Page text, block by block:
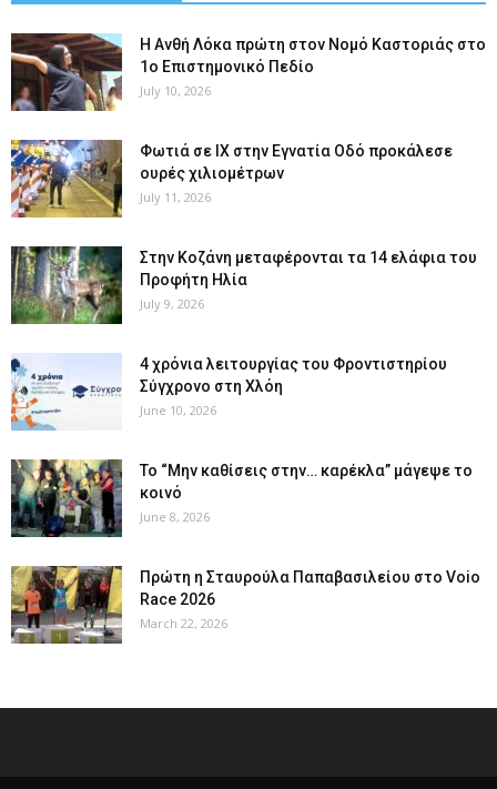
Η Ανθή Λόκα πρώτη στον Νομό Καστοριάς στο
1ο Επιστημονικό Πεδίο
July 10, 2026
Φωτιά σε ΙΧ στην Εγνατία Οδό προκάλεσε
ουρές χιλιομέτρων
July 11, 2026
Στην Κοζάνη μεταφέρονται τα 14 ελάφια του
Προφήτη Ηλία
July 9, 2026
4 χρόνια λειτουργίας του Φροντιστηρίου
Σύγχρονο στη Χλόη
June 10, 2026
Το “Μην καθίσεις στην… καρέκλα” μάγεψε το
κοινό
June 8, 2026
Πρώτη η Σταυρούλα Παπαβασιλείου στο Voio
Race 2026
March 22, 2026